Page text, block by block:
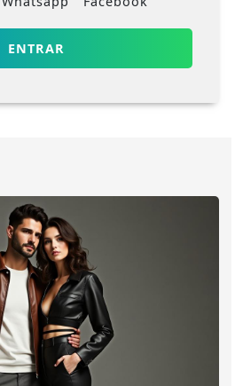
ENTRAR